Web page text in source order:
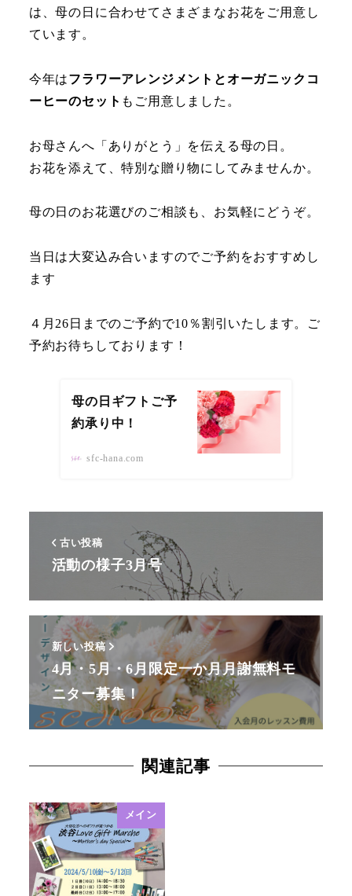
は、母の日に合わせてさまざまなお花をご用意し
ています。
今年はフラワーアレンジメントとオーガニックコ
ーヒーのセット もご用意しました。
お母さんへ「ありがとう」を伝える母の日。
お花を添えて、特別な贈り物にしてみませんか。
母の日のお花選びのご相談も、お気軽にどうぞ。
当日は大変込み合いますのでご予約をおすすめし
ます
４月26日までのご予約で10％割引いたします。ご
予約お待ちしております！
母の日ギフトご予
約承り中！
sfc-hana.com
古い投稿
活動の様子3月号
新しい投稿
4月・5月・6月限定一か月月謝無料モ
ニター募集！
関連記事
メイン